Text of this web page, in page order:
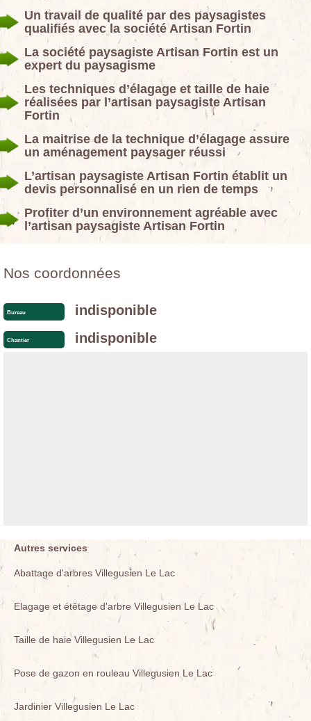
Un travail de qualité par des paysagistes
qualifiés avec la société Artisan Fortin
La société paysagiste Artisan Fortin est un
expert du paysagisme
Les techniques d’élagage et taille de haie
réalisées par l’artisan paysagiste Artisan
Fortin
La maitrise de la technique d’élagage assure
un aménagement paysager réussi
L’artisan paysagiste Artisan Fortin établit un
devis personnalisé en un rien de temps
Profiter d’un environnement agréable avec
l’artisan paysagiste Artisan Fortin
Nos coordonnées
Bureau indisponible
Chantier indisponible
Autres services
Abattage d'arbres Villegusien Le Lac
Elagage et étêtage d'arbre Villegusien Le Lac
Taille de haie Villegusien Le Lac
Pose de gazon en rouleau Villegusien Le Lac
Jardinier Villegusien Le Lac